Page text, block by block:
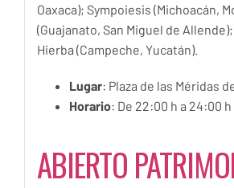
Oaxaca); Sympoiesis (Michoacán,
(Guajanato, San Miguel de
Hierba (Campeche, Yucatán).
Lugar: Plaza de las Méridas
Horario: De 22:00 h a 24:00 h
ABIERTO